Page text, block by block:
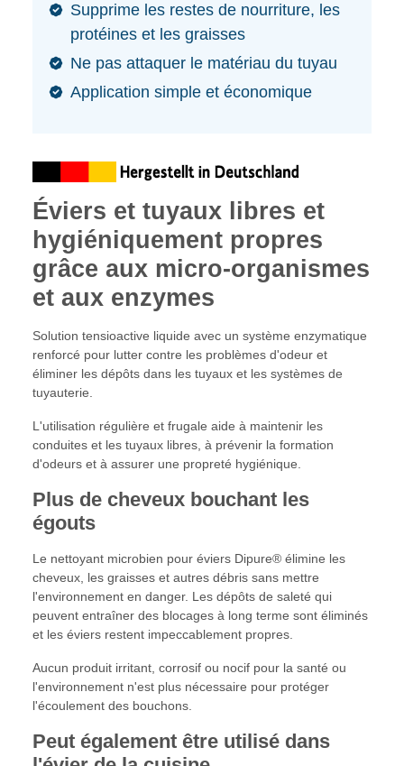
Supprime les restes de nourriture, les
protéines et les graisses
Ne pas attaquer le matériau du tuyau
Application simple et économique
Éviers et tuyaux libres et
hygiéniquement propres
grâce aux micro-organismes
et aux enzymes
Solution tensioactive liquide avec un système enzymatique
renforcé pour lutter contre les problèmes d'odeur et
éliminer les dépôts dans les tuyaux et les systèmes de
tuyauterie.
L'utilisation régulière et frugale aide à maintenir les
conduites et les tuyaux libres, à prévenir la formation
d'odeurs et à assurer une propreté hygiénique.
Plus de cheveux bouchant les
égouts
Le nettoyant microbien pour éviers Dipure® élimine les
cheveux, les graisses et autres débris sans mettre
l'environnement en danger. Les dépôts de saleté qui
peuvent entraîner des blocages à long terme sont éliminés
et les éviers restent impeccablement propres.
Aucun produit irritant, corrosif ou nocif pour la santé ou
l'environnement n'est plus nécessaire pour protéger
l'écoulement des bouchons.
Peut également être utilisé dans